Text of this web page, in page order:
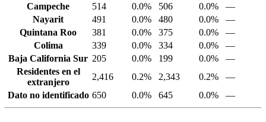
Campeche 514 0.0% 506 0.0%
—
Nayarit
491 0.0% 480 0.0%
—
Quintana Roo
381 0.0% 375 0.0%
—
Colima
339 0.0% 334 0.0%
—
Baja California Sur 205 0.0% 199 0.0%
—
Residentes en el
extranjero
2,416 0.2% 2,343 0.2%
—
Dato no identificado 650 0.0% 645 0.0% —